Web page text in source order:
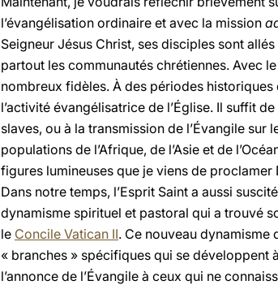
l’évangélisation ordinaire et avec la mission
Seigneur Jésus Christ, ses disciples sont
partout les communautés chrétiennes. Avec
nombreux fidèles. À des périodes
l’activité évangélisatrice de l’Église. Il suffit
slaves, ou à la transmission de l’Évangile
populations de l’Afrique, de l’Asie et de
figures lumineuses que je viens de proclamer
Dans notre temps, l’Esprit Saint a aussi
dynamisme spirituel et pastoral qui a trouvé
le Concile Vatican II. Ce nouveau dynamisme
« branches » spécifiques qui se développent
l’annonce de l’Évangile à ceux qui ne